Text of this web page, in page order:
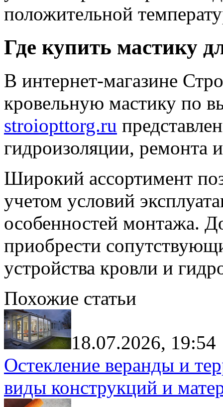
положительной
Где купить мастику
В интернет-магазине
кровельную мастику по
stroiopttorg.ru
гидроизоляции, ремонта
Широкий ассортимент
учетом условий
особенностей монтажа.
приобрести
устройства кровли и
Похожие статьи
18.07.2026, 19:54
Остекление веранды и
виды конструкций и